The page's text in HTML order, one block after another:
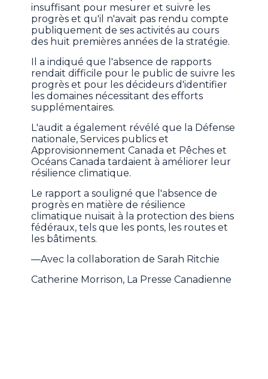
insuffisant pour mesurer et suivre les
progrès et qu'il n'avait pas rendu compte
publiquement de ses activités au cours
des huit premières années de la stratégie.
Il a indiqué que l'absence de rapports
rendait difficile pour le public de suivre les
progrès et pour les décideurs d'identifier
les domaines nécessitant des efforts
supplémentaires.
L'audit a également révélé que la Défense
nationale, Services publics et
Approvisionnement Canada et Pêches et
Océans Canada tardaient à améliorer leur
résilience climatique.
Le rapport a souligné que l'absence de
progrès en matière de résilience
climatique nuisait à la protection des biens
fédéraux, tels que les ponts, les routes et
les bâtiments.
—Avec la collaboration de Sarah Ritchie
Catherine Morrison, La Presse Canadienne